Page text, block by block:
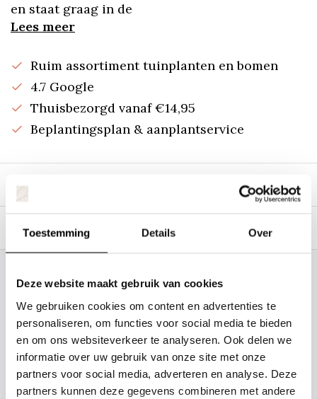
Toestemming Details Over
Deze website maakt gebruik van cookies
We gebruiken cookies om content en advertenties te
personaliseren, om functies voor social media te bieden
en om ons websiteverkeer te analyseren. Ook delen we
informatie over uw gebruik van onze site met onze
partners voor social media, adverteren en analyse. Deze
partners kunnen deze gegevens combineren met andere
en staat graag in de
Lees meer
Ruim assortiment tuinplanten en bomen
4.7 Google
Thuisbezorgd vanaf €14,95
Beplantingsplan & aanplantservice
Beschrijving
Specificaties
Staat uw plantsoort of maat er niet
tussen? Laat het ons weten, dan
gaan we voor u kijken. Stuur ons
de plantnaam, hoogte, stamdikte en
vorm. Wilt u weten hoe uw plant of
boom er ongeveer eruit ziet? We